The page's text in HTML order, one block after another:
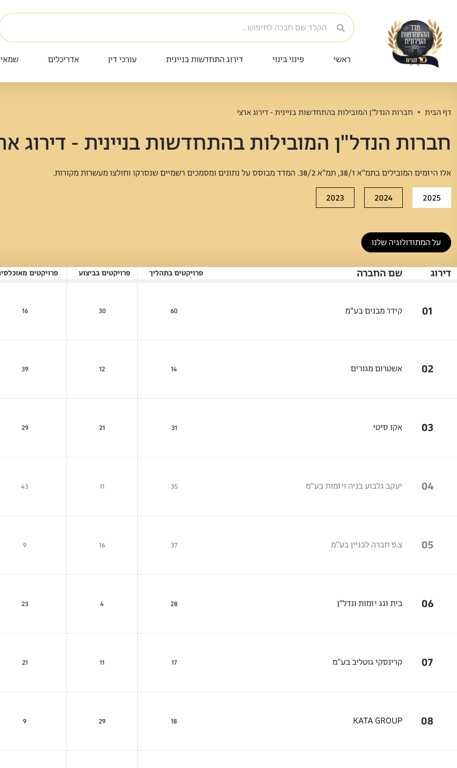
ראשי פינוי בינוי דירוג התחדשות בניינית עורכי דין אדריכלים
דף הבית חברות הנדל"ן המובילות בהתחדשות בניינית - דירוג ארצי
חברות הנדל"ן המובילות בהתחדשות בניינית - דירוג
אלו היזמים המובילים בתמ"א 38/1, תמ"א 38/2. המדד מבוסס על נתונים ומסמכים רשמיים שנסרקו וחולצו מעשרות מקורות.
2025
2024
2023
על המתודולוגיה שלנו
דירוג שם החברה פרויקטים בתהליך פרויקטים בביצוע פרויקטים
01 קידר מבנים בע"מ 60
30
16
02 אשטרום מגורים 14
12
39
03 אקו סיטי 31
21
29
04 יעקב גלבוע בניה ויזמות בע"מ 35
11
43
05 צ.פ חברה לבניין בע"מ 37
16
9
06 בית וגג יזמות ונדל"ן 28
4
23
07 קרינסקי גוטליב בע״מ 17
11
21
08
KATA GROUP
18
29
9